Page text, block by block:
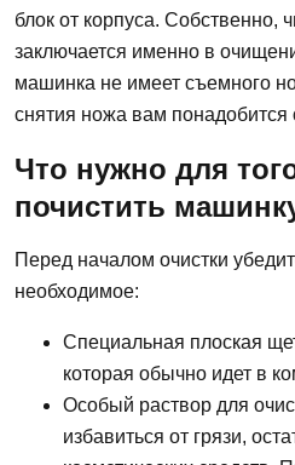
блок от корпуса. Собственно,
заключается именно в
машинка не имеет съемного
снятия ножа вам понадобится
Что нужно для
почистить
Перед началом очистки
необходимое:
Специальная плоская
которая обычно идет в
Особый раствор для
избавиться от грязи,